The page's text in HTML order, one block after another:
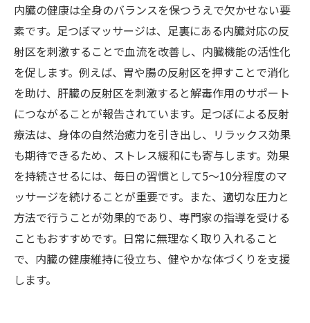
内臓ケアの新常識：足つぼマッサージの科学的
効果とは？
足つぼで体調改善！内臓の健康を支えるリラク
ゼーション技術
内臓の健康は全身のバランスを保つうえで欠かせない要
素です。足つぼマッサージは、足裏にある内臓対応の反
射区を刺激することで血流を改善し、内臓機能の活性化
を促します。例えば、胃や腸の反射区を押すことで消化
を助け、肝臓の反射区を刺激すると解毒作用のサポート
につながることが報告されています。足つぼによる反射
療法は、身体の自然治癒力を引き出し、リラックス効果
も期待できるため、ストレス緩和にも寄与します。効果
を持続させるには、毎日の習慣として5～10分程度のマ
ッサージを続けることが重要です。また、適切な圧力と
方法で行うことが効果的であり、専門家の指導を受ける
こともおすすめです。日常に無理なく取り入れること
で、内臓の健康維持に役立ち、健やかな体づくりを支援
します。